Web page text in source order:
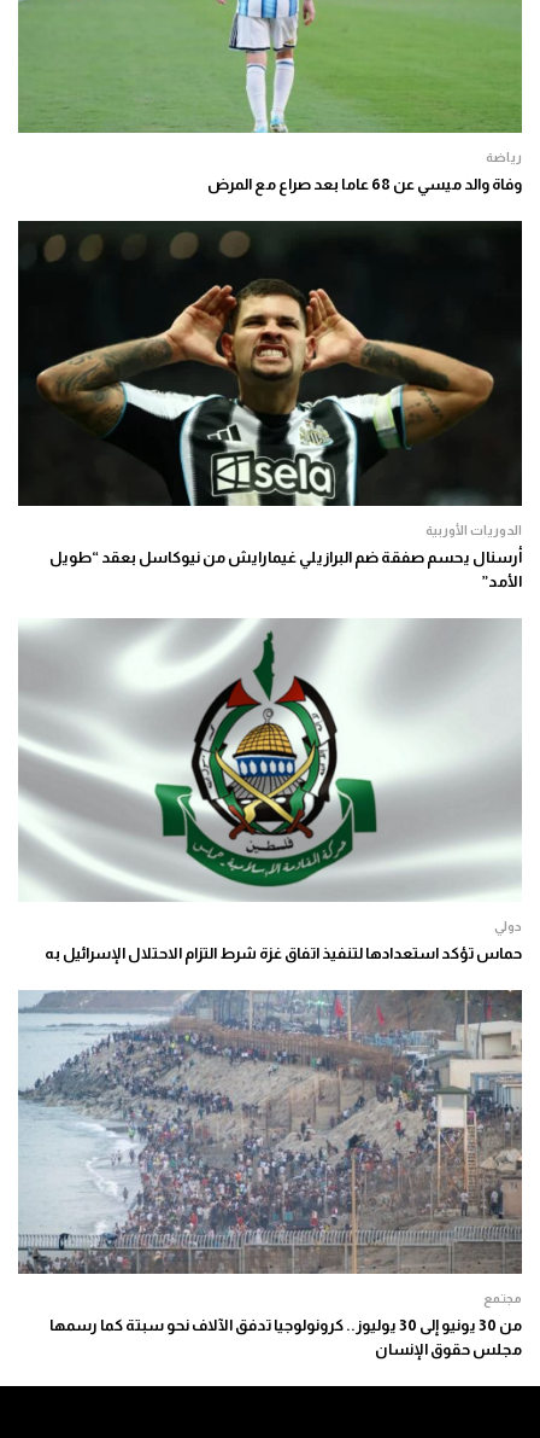
رياضة
وفاة والد ميسي عن 68 عاما بعد صراع مع المرض
الدوريات الأوربية
أرسنال يحسم صفقة ضم البرازيلي غيمارايش من نيوكاسل بعقد “طويل
الأمد”
دولي
حماس تؤكد استعدادها لتنفيذ اتفاق غزة شرط التزام الاحتلال الإسرائيل به
مجتمع
من 30 يونيو إلى 30 يوليوز.. كرونولوجيا تدفق الآلاف نحو سبتة كما رسمها
مجلس حقوق الإنسان